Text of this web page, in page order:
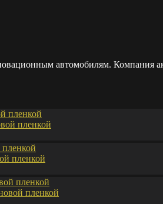
автомобилям. Компания
пленкой
пленкой